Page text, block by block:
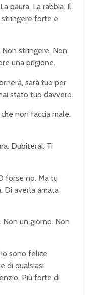
paura. La rabbia. Il
stringere forte e
Non stringere. Non
una prigione.
sarà tuo per
stato tuo davvero.
non faccia male.
Dubiterai. Ti
forse no. Ma tu
Di averla amata
Non un giorno. Non
sono felice.
di qualsiasi
Più forte di